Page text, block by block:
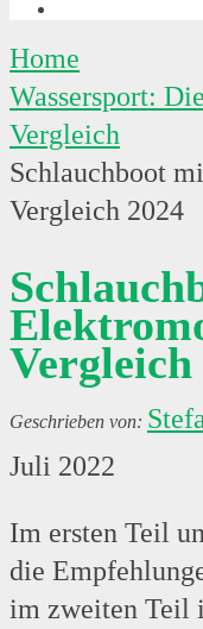
Home
Wassersport:
Vergleich
Schlauchboot
Vergleich 2024
Vergleich
Juli 2022
Im ersten Teil
die
im zweiten Teil